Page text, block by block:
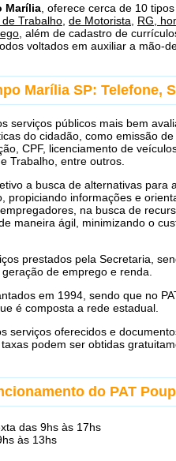
Marília , oferece cerca de 10
Trabalho de Motorista RG
, além de cadastro de
voltados em auxiliar a mão-
Marília SP: Telefone,
serviços públicos mais bem
do cidadão, como emissão
CPF, licenciamento de
Trabalho, entre outros.
a busca de alternativas para
propiciando informações e
na busca de
maneira ágil, minimizando o
prestados pela Secretaria,
de emprego e renda.
em 1994, sendo que no
é composta a rede estadual.
serviços oferecidos e
podem ser obtidas
do PAT
das 9hs às 17hs
às 13hs